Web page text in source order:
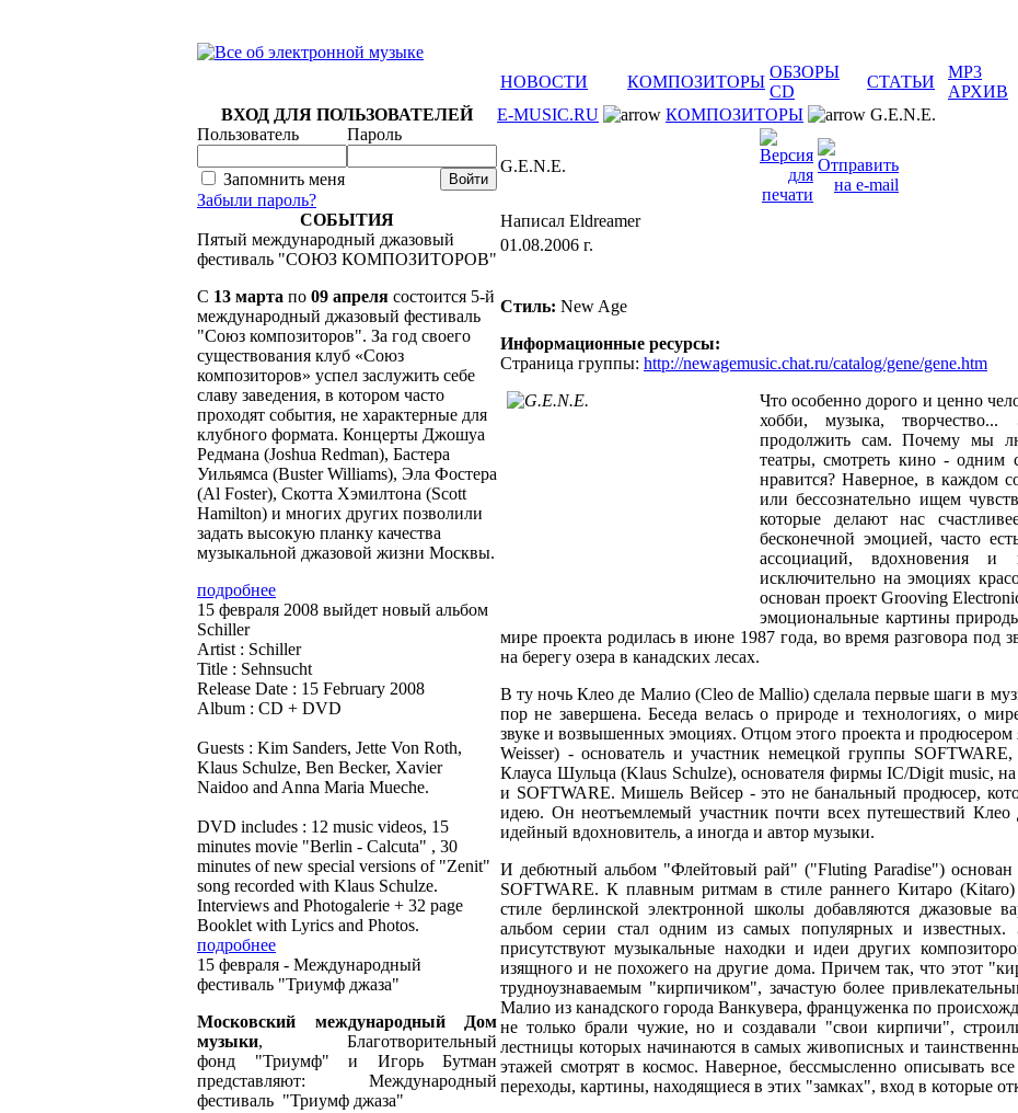
НОВОСТИ
КОМПОЗИТОРЫ
ОБЗОРЫ
CD
СТАТЬИ
MP3
АРХИВ
ВХОД ДЛЯ ПОЛЬЗОВАТЕЛЕЙ
Пользователь
Пароль
Запомнить меня
Забыли пароль?
СОБЫТИЯ
Пятый международный джазовый
фестиваль "СОЮЗ КОМПОЗИТОРОВ"
C 13 марта по 09 апреля состоится 5-й
международный джазовый фестиваль
"Союз композиторов". За год своего
существования клуб «Союз
композиторов» успел заслужить себе
славу заведения, в котором часто
проходят события, не характерные для
клубного формата. Концерты Джошуа
Редмана (Joshua Redman), Бастера
Уильямса (Buster Williams), Эла Фостера
(Al Foster), Скотта Хэмилтона (Scott
Hamilton) и многих других позволили
задать высокую планку качества
музыкальной джазовой жизни Москвы.
подробнее
15 февраля 2008 выйдет новый альбом
Schiller
Artist : Schiller
Title : Sehnsucht
Release Date : 15 February 2008
Album : CD + DVD
Guests : Kim Sanders, Jette Von Roth,
Klaus Schulze, Ben Becker, Xavier
Naidoo and Anna Maria Mueche.
DVD includes : 12 music videos, 15
minutes movie "Berlin - Calcuta" , 30
minutes of new special versions of "Zenit"
song recorded with Klaus Schulze.
Interviews and Photogalerie + 32 page
Booklet with Lyrics and Photos.
подробнее
15 февраля - Международный
фестиваль "Триумф джаза"
Московский международный Дом
музыки, Благотворительный
фонд "Триумф" и Игорь Бутман
представляют: Международный
фестиваль "Триумф джаза"
E-MUSIC.RU КОМПОЗИТОРЫ G.E.N.E.
G.E.N.E.
Написал Eldreamer
01.08.2006 г.
Стиль: New Age
Информационные ресурсы:
Cтраница группы: http://newagemusic.chat.ru/catalog/gene/gene.htm
Что особенно дорого и ценно
хобби, музыка,
продолжить сам. Почему мы
театры, смотреть кино - одним
нравится? Наверное, в каждом
или бессознательно ищем
которые делают нас
бесконечной эмоцией, часто
ассоциаций, вдохновения
исключительно на эмоциях
основан проект Grooving
эмоциональные картины
мире проекта родилась в июне 1987 года, во время разговора под
на берегу озера в канадских лесах.
В ту ночь Клео де Малио (Cleo de Mallio) сделала первые шаги в
пор не завершена. Беседа велась о природе и технологиях, о
звуке и возвышенных эмоциях. Отцом этого проекта и
Weisser) - основатель и участник немецкой группы
Клауса Шульца (Klaus Schulze), основателя фирмы IC/Digit music,
и SOFTWARE. Мишель Вейсер - это не банальный продюсер,
идею. Он неотъемлемый участник почти всех путешествий
идейный вдохновитель, а иногда и автор музыки.
И дебютный альбом "Флейтовый рай" ("Fluting Paradise") основан
SOFTWARE. К плавным ритмам в стиле раннего Китаро
стиле берлинской электронной школы добавляются джазовые
альбом серии стал одним из самых популярных и известных.
присутствуют музыкальные находки и идеи других
изящного и не похожего на другие дома. Причем так, что этот
трудноузнаваемым "кирпичиком", зачастую более
Малио из канадского города Ванкувера, француженка по
не только брали чужие, но и создавали "свои кирпичи",
лестницы которых начинаются в самых живописных и
этажей смотрят в космос. Наверное, бессмысленно описывать
переходы, картины, находящиеся в этих "замках", вход в которые